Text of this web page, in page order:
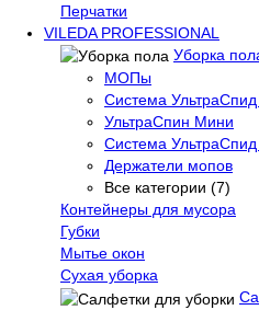
Перчатки
VILEDA PROFESSIONAL
Уборка
МОПы
Система
УльтраСпин Мини
Система
Держатели мопов
Все категории (7)
Контейнеры для мусора
Губки
Мытье окон
Сухая уборка